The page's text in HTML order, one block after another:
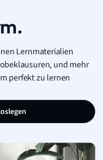
Lernmaterialien
und mehr
perfekt zu lernen